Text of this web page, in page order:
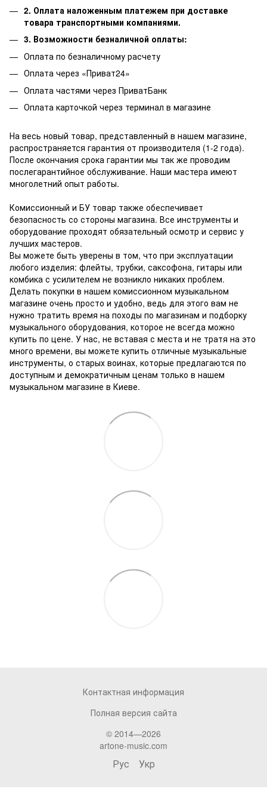
2. Оплата наложенным платежем при доставке
товара транспортными компаниями.
3. Возможности безналичной оплаты:
Оплата по безналичному расчету
Оплата через «Приват24»
Оплата частями через ПриватБанк
Оплата карточкой через терминал в магазине
На весь новый товар, представленный в нашем магазине,
распространяется гарантия от производителя (1-2 года).
После окончания срока гарантии мы так же проводим
послегарантийное обслуживание. Наши мастера имеют
многолетний опыт работы.
Комиссионный и БУ товар также обеспечивает
безопасность со стороны магазина. Все инструменты и
оборудование проходят обязательный осмотр и сервис у
лучших мастеров.
Вы можете быть уверены в том, что при эксплуатации
любого изделия: флейты, трубки, саксофона, гитары или
комбика с усилителем не возникло никаких проблем.
Делать покупки в нашем комиссионном музыкальном
магазине очень просто и удобно, ведь для этого вам не
нужно тратить время на походы по магазинам и подборку
музыкального оборудования, которое не всегда можно
купить по цене. У нас, не вставая с места и не тратя на это
много времени, вы можете купить отличные музыкальные
инструменты, о старых воинах, которые предлагаются по
доступным и демократичным ценам только в нашем
музыкальном магазине в Киеве.
Контактная информация
Полная версия сайта
© 2014—2026
artone-music.com
Рус Укр